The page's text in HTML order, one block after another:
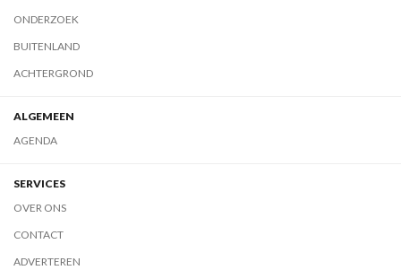
ONDERZOEK
BUITENLAND
ACHTERGROND
ALGEMEEN
AGENDA
SERVICES
OVER ONS
CONTACT
ADVERTEREN